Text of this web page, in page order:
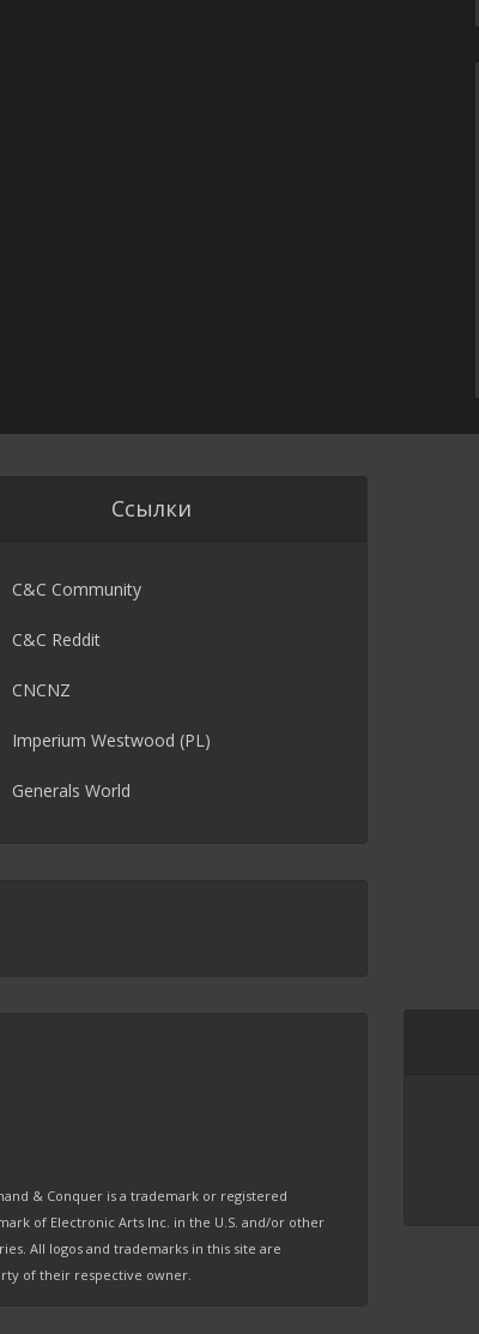
Ссылки
C&C Community
C&C Reddit
CNCNZ
Imperium Westwood (PL)
Generals World
& Conquer is a trademark or registered
of Electronic Arts Inc. in the U.S. and/or other
All logos and trademarks in this site are
of their respective owner.